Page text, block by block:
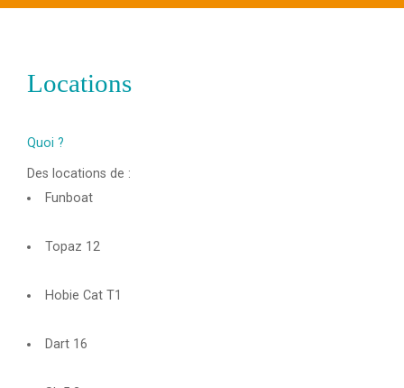
Locations
Quoi ?
Des locations de :
Funboat
Topaz 12
Hobie Cat T1
Dart 16